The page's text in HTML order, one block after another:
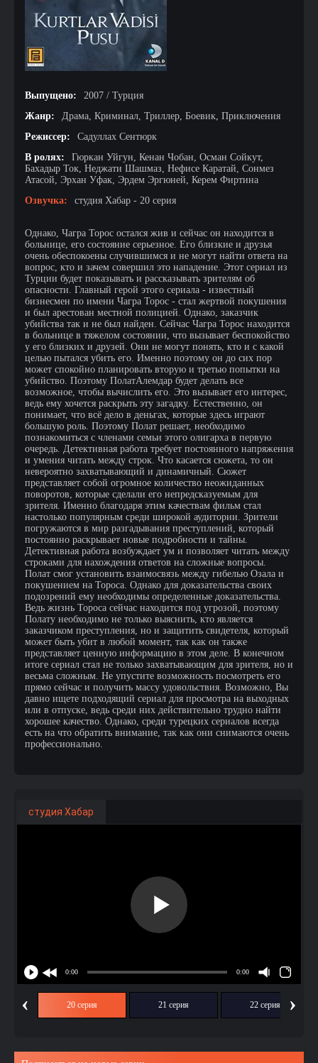
Выпущено:
2007 / Турция
Жанр:
Драма, Криминал, Триллер, Боевик, Приключения
Режиссер:
Садуллах Сентюрк
В ролях:
Гюркан Уйгун, Кенан Чобан, Осман Сойкут,
Бахадыр Ток, Неджати Шашмаз, Нефисе Каратай, Сонмез
Атасой, Эрхан Уфак, Эрдем Эргюней, Керем Фиртина
Озвучка:
студия Хабар - 20 серия
Однако, Чагра Торос остался жив и сейчас он находится в
больнице, его состояние серьезное. Его близкие и друзья
очень обеспокоены случившимся и не могут найти ответа на
вопрос, кто и зачем совершил это нападение. Этот сериал из
Турции будет показывать и рассказывать зрителям об
опасности. Главный герой этого сериала - известный
бизнесмен по имени Чагра Торос - стал жертвой покушения
и был арестован местной полицией. Однако, заказчик
убийства так и не был найден. Сейчас Чагра Торос находится
в больнице в тяжелом состоянии, что вызывает беспокойство
у его близких и друзей. Они не могут понять, кто и с какой
целью пытался убить его. Именно поэтому он до сих пор
может спокойно планировать вторую и третью попытки на
убийство. Поэтому ПолатАлемдар будет делать все
возможное, чтобы вычислить его. Это вызывает его интерес,
ведь ему хочется раскрыть эту загадку. Естественно, он
понимает, что всё дело в деньгах, которые здесь играют
большую роль. Поэтому Полат решает, необходимо
познакомиться с членами семьи этого олигарха в первую
очередь. Детективная работа требует постоянного напряжения
и умения читать между строк. Что касается сюжета, то он
невероятно захватывающий и динамичный. Сюжет
представляет собой огромное количество неожиданных
поворотов, которые сделали его непредсказуемым для
зрителя. Именно благодаря этим качествам фильм стал
настолько популярным среди широкой аудитории. Зрители
погружаются в мир разгадывания преступлений, который
постоянно раскрывает новые подробности и тайны.
Детективная работа возбуждает ум и позволяет читать между
строками для нахождения ответов на сложные вопросы.
Полат смог установить взаимосвязь между гибелью Озала и
покушением на Тороса. Однако для доказательства своих
подозрений ему необходимы определенные доказательства.
Ведь жизнь Тороса сейчас находится под угрозой, поэтому
Полату необходимо не только выяснить, кто является
заказчиком преступления, но и защитить свидетеля, который
может быть убит в любой момент, так как он также
представляет ценную информацию в этом деле. В конечном
итоге сериал стал не только захватывающим для зрителя, но и
весьма сложным. Не упустите возможность посмотреть его
прямо сейчас и получить массу удовольствия. Возможно, Вы
давно ищете подходящий сериал для просмотра на выходных
или в отпуске, ведь среди них действительно трудно найти
хорошее качество. Однако, среди турецких сериалов всегда
есть на что обратить внимание, так как они снимаются очень
профессионально.
студия Хабар
‹ 20 серия 21 серия 22 серия ›